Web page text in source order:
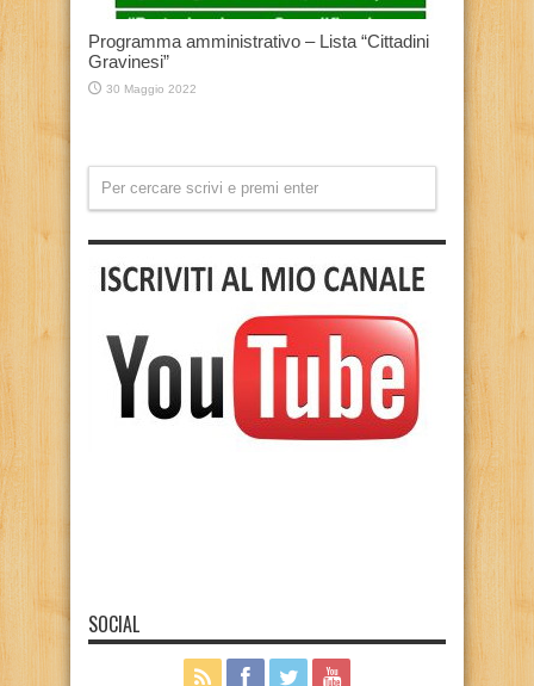
Programma amministrativo – Lista “Cittadini
Gravinesi”
30 Maggio 2022
SOCIAL